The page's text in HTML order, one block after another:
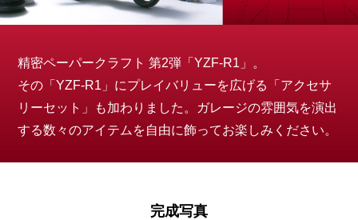
精密ペーパークラフト 第2弾「YZF-R1」。
その「YZF-R1」にプレイバリューを広げる「アクセサ
リーセット」も加わりました。ガレージの雰囲気を演出
する数々のアイテムを自由に飾ってお楽しみください。
完成写真